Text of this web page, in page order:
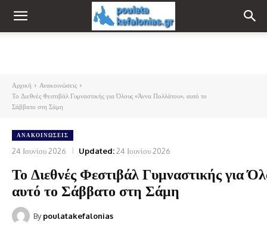
Αρχική
Ανακοινώσεις
Το Διεθνές Φεστιβάλ Γυμναστικής για Όλους «Άννα Πολλάτου», αυτό το
Σάββατο στη Σάμη
ΑΝΑΚΟΙΝΏΣΕΙΣ
24 Ιουνίου 2026 Updated:24 Ιουνίου 2026
Το Διεθνές Φεστιβάλ Γυμναστικής για
αυτό το Σάββατο στη Σάμη
By poulatakefalonias